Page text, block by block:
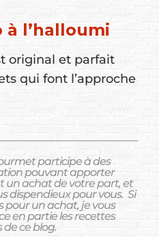
l’halloumi
original et parfait
qui font l’approche
participe à des
pouvant apporter
achat de votre part, et
dispendieux pour vous. Si
pour un achat, je vous
en partie les recettes
ce blog.